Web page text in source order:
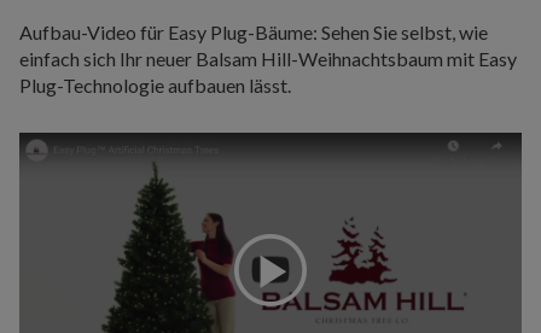
Aufbau-Video für Easy Plug-Bäume: Sehen Sie selbst, wie
einfach sich Ihr neuer Balsam Hill-Weihnachtsbaum mit Easy
Plug-Technologie aufbauen lässt.